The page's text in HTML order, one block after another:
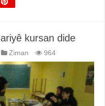
kursan dide
Ziman 964